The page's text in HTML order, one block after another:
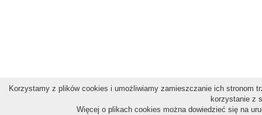
Korzystamy z plików cookies i umożliwiamy zamieszczanie ich stronom
korzystanie z
Więcej o plikach cookies można dowiedzieć się na